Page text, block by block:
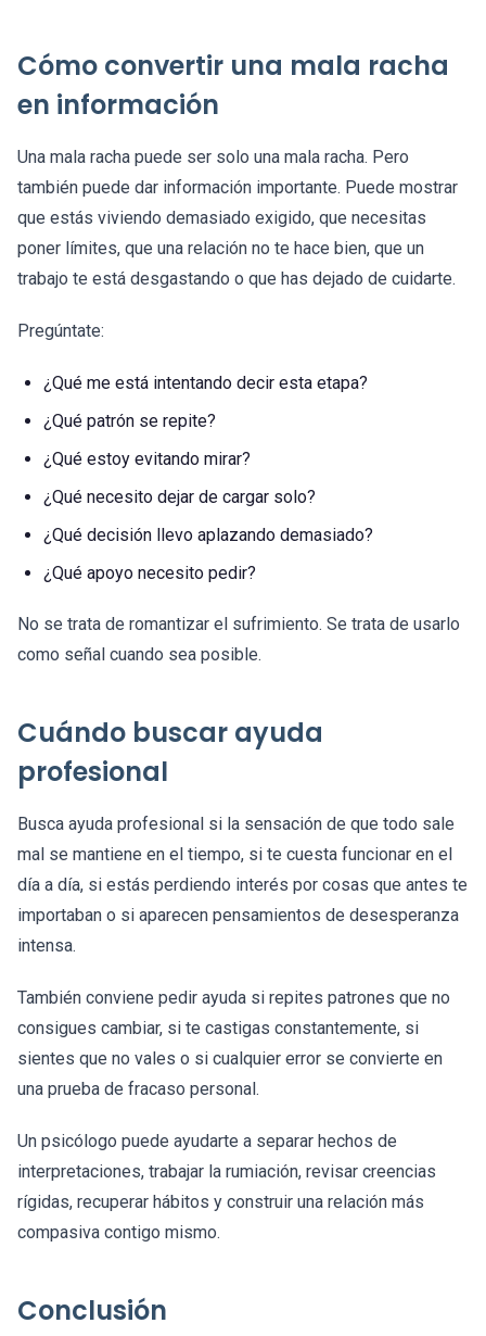
Cómo convertir una mala racha
en información
Una mala racha puede ser solo una mala racha. Pero
también puede dar información importante. Puede mostrar
que estás viviendo demasiado exigido, que necesitas
poner límites, que una relación no te hace bien, que un
trabajo te está desgastando o que has dejado de cuidarte.
Pregúntate:
¿Qué me está intentando decir esta etapa?
¿Qué patrón se repite?
¿Qué estoy evitando mirar?
¿Qué necesito dejar de cargar solo?
¿Qué decisión llevo aplazando demasiado?
¿Qué apoyo necesito pedir?
No se trata de romantizar el sufrimiento. Se trata de usarlo
como señal cuando sea posible.
Cuándo buscar ayuda
profesional
Busca ayuda profesional si la sensación de que todo sale
mal se mantiene en el tiempo, si te cuesta funcionar en el
día a día, si estás perdiendo interés por cosas que antes te
importaban o si aparecen pensamientos de desesperanza
intensa.
También conviene pedir ayuda si repites patrones que no
consigues cambiar, si te castigas constantemente, si
sientes que no vales o si cualquier error se convierte en
una prueba de fracaso personal.
Un psicólogo puede ayudarte a separar hechos de
interpretaciones, trabajar la rumiación, revisar creencias
rígidas, recuperar hábitos y construir una relación más
compasiva contigo mismo.
Conclusión